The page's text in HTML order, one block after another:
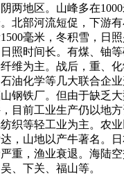
两地区。山峰多在
。北部河流短促，下游
毫米，冬积雪，日照
照时间长。有煤、铀
维为主。战后，重、化
油化学等几大联合企
钢铁厂。但由于缺乏
目前工业生产仍以地
织等轻工业为主。农
，山地以产牛著名。
重，渔业衰退。海陆
、下关、福山等。